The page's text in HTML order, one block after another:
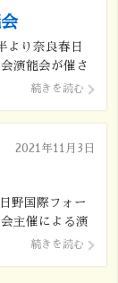
より奈良春日
演能会が催さ
恵宥 金春嘉
山茂 アド 島
八郎 能 藤
続きを読む
2021年11月3日
野国際フォー
主催による演
子 天鼓 田
続きを読む